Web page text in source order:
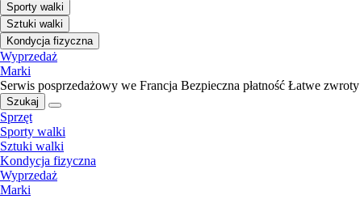
Sporty walki
Sztuki walki
Kondycja fizyczna
Wyprzedaż
Marki
Serwis posprzedażowy we Francja Bezpieczna płatność Łatwe zwroty
Szukaj
Sprzęt
Sporty walki
Sztuki walki
Kondycja fizyczna
Wyprzedaż
Marki